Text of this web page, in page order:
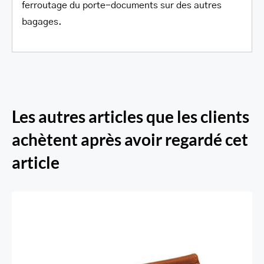
ferroutage du porte-documents sur des autres
bagages.
Les autres articles que les clients
achètent après avoir regardé cet
article